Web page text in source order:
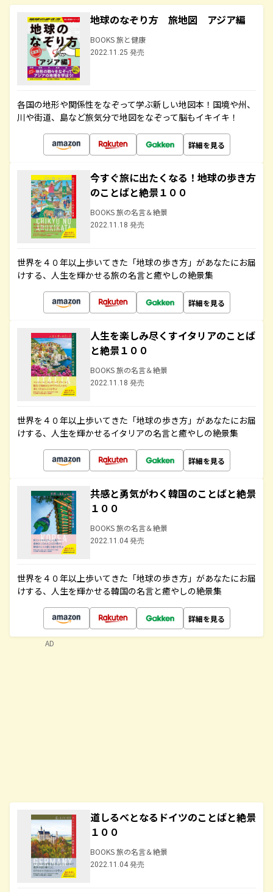
地球のなぞり方 旅地図 アジア編
BOOKS 旅と健康
2022.11.25 発売
各国の地形や関係性をなぞって学ぶ新しい地図本！国境や州、
川や街道、島など旅気分で地図をなぞって脳もイキイキ！
詳細を見る
今すぐ旅に出たくなる！地球の歩き方
のことばと絶景１００
BOOKS 旅の名言＆絶景
2022.11.18 発売
世界を４０年以上歩いてきた「地球の歩き方」があなたにお届
けする、人生を輝かせる旅の名言と癒やしの絶景集
詳細を見る
人生を楽しみ尽くすイタリアのことば
と絶景１００
BOOKS 旅の名言＆絶景
2022.11.18 発売
世界を４０年以上歩いてきた「地球の歩き方」があなたにお届
けする、人生を輝かせるイタリアの名言と癒やしの絶景集
詳細を見る
共感と勇気がわく韓国のことばと絶景
１００
BOOKS 旅の名言＆絶景
2022.11.04 発売
世界を４０年以上歩いてきた「地球の歩き方」があなたにお届
けする、人生を輝かせる韓国の名言と癒やしの絶景集
詳細を見る
道しるべとなるドイツのことばと絶景
１００
BOOKS 旅の名言＆絶景
2022.11.04 発売
AD